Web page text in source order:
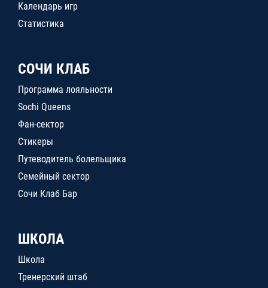
Календарь игр
Статистика
СОЧИ КЛАБ
Программа лояльности
Sochi Queens
Фан-сектор
Стикеры
Путеводитель болельщика
Семейный сектор
Сочи Клаб Бар
ШКОЛА
Школа
Тренерский штаб